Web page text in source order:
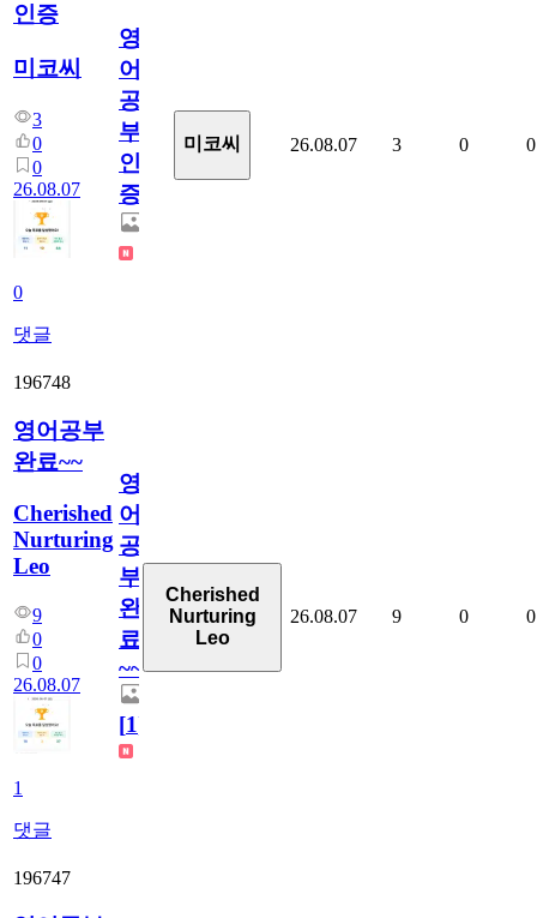
인증
미코씨
3
0
0
26.08.07
0
댓글
영
어
공
부
인
증
미코씨 26.08.07 3 0 0
196748
영어공부
완료~~
Cherished
Nurturing
Leo
9
0
0
26.08.07
1
댓글
영
어
공
부
완
료
~~
[1]
Cherished
Nurturing
Leo
26.08.07 9 0 0
196747